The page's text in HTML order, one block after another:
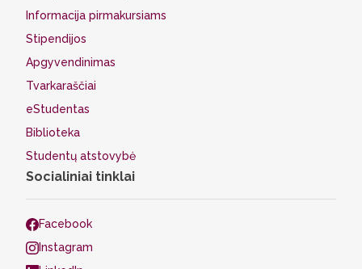
Informacija pirmakursiams
Stipendijos
Apgyvendinimas
Tvarkaraščiai
eStudentas
Biblioteka
Studentų atstovybė
Socialiniai tinklai
Facebook
Instagram